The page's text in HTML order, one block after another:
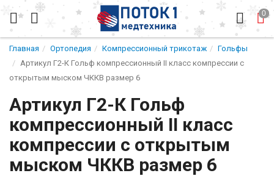
Главная Ортопедия Компрессионный трикотаж
Гольфы
Артикул Г2-К Гольф компрессионный II класс компрессии с
открытым мыском ЧККВ размер 6
Артикул Г2-К Гольф
компрессионный II класс
компрессии с открытым
мыском ЧККВ размер 6